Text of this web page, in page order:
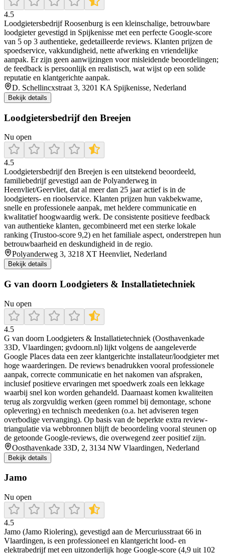
4.5
Loodgietersbedrijf Roosenburg is een kleinschalige, betrouwbare
loodgieter gevestigd in Spijkenisse met een perfecte Google-score
van 5 op 3 authentieke, gedetailleerde reviews. Klanten prijzen de
spoedservice, vakkundigheid, nette afwerking en vriendelijke
aanpak. Er zijn geen aanwijzingen voor misleidende beoordelingen;
de feedback is persoonlijk en realistisch, wat wijst op een solide
reputatie en klantgerichte aanpak.
D. Schellincxstraat 3, 3201 KA Spijkenisse, Nederland
Bekijk details
Loodgietersbedrijf den Breejen
Nu open
4.5
Loodgietersbedrijf den Breejen is een uitstekend beoordeeld,
familiebedrijf gevestigd aan de Polyanderweg in
Heenvliet/Geervliet, dat al meer dan 25 jaar actief is in de
loodgieters- en rioolservice. Klanten prijzen hun vakbekwame,
snelle en professionele aanpak, met heldere communicatie en
kwalitatief hoogwaardig werk. De consistente positieve feedback
van authentieke klanten, gecombineerd met een sterke lokale
ranking (Trustoo-score 9,2) en het familiale aspect, onderstrepen hun
betrouwbaarheid en deskundigheid in de regio.
Polyanderweg 3, 3218 XT Heenvliet, Nederland
Bekijk details
G van doorn Loodgieters & Installatietechniek
Nu open
4.5
G van doorn Loodgieters & Installatietechniek (Oosthavenkade
33D, Vlaardingen; gvdoorn.nl) lijkt volgens de aangeleverde
Google Places data een zeer klantgerichte installateur/loodgieter met
hoge waarderingen. De reviews benadrukken vooral professionele
aanpak, correcte communicatie en het nakomen van afspraken,
inclusief positieve ervaringen met spoedwerk zoals een lekkage
waarbij snel kon worden gehandeld. Daarnaast komen kwaliteiten
terug als zorgvuldig werken (geen rommel bij demontage, schone
oplevering) en technisch meedenken (o.a. het adviseren tegen
overbodige vervanging). Op basis van de beperkte extra review-
triangulatie via webbronnen blijft de beoordeling vooral steunen op
de getoonde Google-reviews, die overwegend zeer positief zijn.
Oosthavenkade 33D, 2, 3134 NW Vlaardingen, Nederland
Bekijk details
Jamo
Nu open
4.5
Jamo (Jamo Riolering), gevestigd aan de Mercuriusstraat 66 in
Vlaardingen, is een professioneel en klantgericht lood- en
elektrabedrijf met een uitzonderlijk hoge Google-score (4,9 uit 102